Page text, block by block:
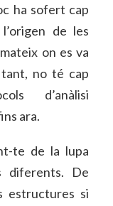
ha sofert cap
de les
on es va
no té cap
d’anàlisi
ara.
te de la lupa
diferents. De
estructures si